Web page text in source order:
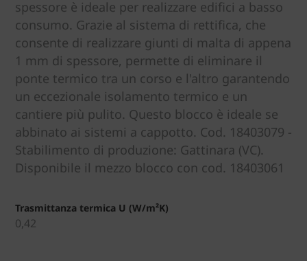
spessore è ideale per realizzare edifici a basso
consumo. Grazie al sistema di rettifica, che
consente di realizzare giunti di malta di appena
1 mm di spessore, permette di eliminare il
ponte termico tra un corso e l'altro garantendo
un eccezionale isolamento termico e un
cantiere più pulito. Questo blocco è ideale se
abbinato ai sistemi a cappotto. Cod. 18403079 -
Stabilimento di produzione: Gattinara (VC).
Disponibile il mezzo blocco con cod. 18403061
Trasmittanza termica U (W/m²K)
0,42